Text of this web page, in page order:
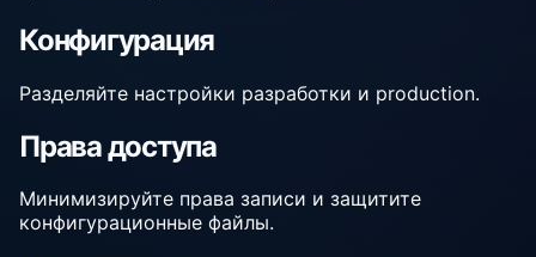
Конфигурация
Разделяйте настройки разработки и production.
Права доступа
Минимизируйте права записи и защитите
конфигурационные файлы.